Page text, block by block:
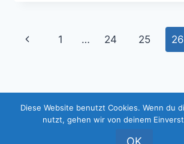
FORDERT
Seitennavigation
Vorherige
1 … 24 25 26
© 2026 Essener Bürger
Diese Website benutzt Cookies. Wenn du
nutzt, gehen wir von deinem
OK